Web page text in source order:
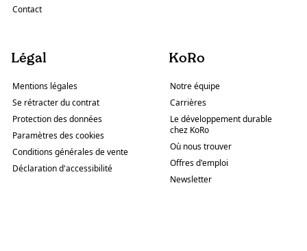
Contact
Légal
Mentions légales
Se rétracter du contrat
Protection des données
Paramètres des cookies
Conditions générales de vente
Déclaration d'accessibilité
KoRo
Notre équipe
Carrières
Le développement durable
chez KoRo
Où nous trouver
Offres d'emploi
Newsletter